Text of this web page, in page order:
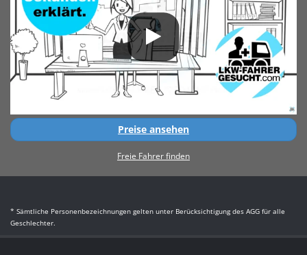
Preise ansehen
Freie Fahrer finden
* Sämtliche Personenbezeichnungen gelten unter Berücksichtigung des AGG für alle
Geschlechter.